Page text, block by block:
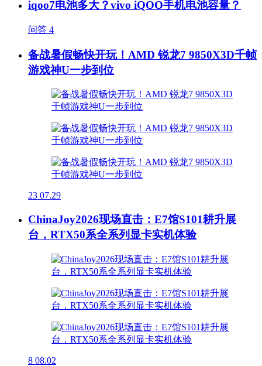
iqoo7电池多大？vivo iQOO手机电池容量？
问答 4
备战暑假畅快开玩！AMD 锐龙7 9850X3D千帧
游戏神U一步到位
23 07.29
ChinaJoy2026现场直击：E7馆S101耕升展
台，RTX50系全系列显卡实机体验
8 08.02